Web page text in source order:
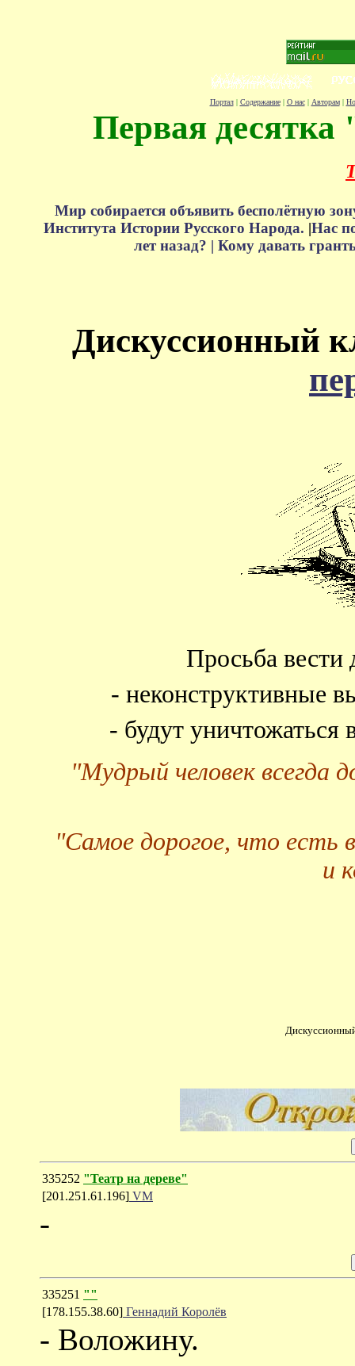
Портал| Содержание| О нас| Авторам|
Первая десятка
Мир собирается объявить бесполётную
Института Истории Русского Народа. |Нас
лет назад? | Кому давать
Дискуссионный
Просьба вести
- неконструктивные
- будут
"Мудрый человек всегда
"Самое дорогое, что есть
и
335252 "Театр на дереве"
[201.251.61.196] VM
-
335251 ""
[178.155.38.60] Геннадий Королёв
- Воложину.